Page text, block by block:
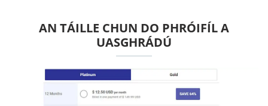
AN TÁILLE CHUN DO PHRÓIFÍL A
UASGHRÁDÚ